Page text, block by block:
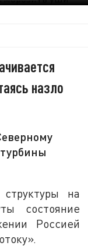
назло
структуры на
состояние
Россией